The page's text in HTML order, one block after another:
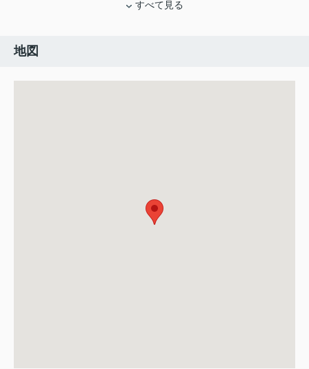
すべて見る
地図